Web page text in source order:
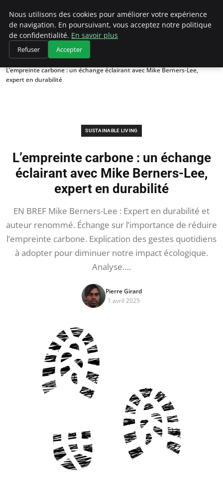
Climategatecountryclub.com
Accueil
Sustainable Living
L’empreinte carbone : un échange éclairant avec Mike Berners-Lee,
expert en durabilité
SUSTAINABLE LIVING
L’empreinte carbone : un échange
éclairant avec Mike Berners-Lee,
expert en durabilité
EN BREF Mike Berners-Lee : Expert en durabilité et
auteur renommé. Échange sur l’importance de réduire
l’empreinte carbone. Explication des gestes quotidiens
à adopter pour diminuer notre impact écologique.
Analyse….
Pierre Girard
1 avril 2025
Nous utilisons des cookies pour améliorer votre expérience
de navigation. En poursuivant, vous acceptez notre politique
de confidentialité. En savoir plus
Refuser Accepter